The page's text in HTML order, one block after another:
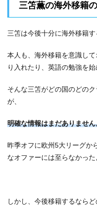
三笘薫の海外移籍
三笘は今後十分に海外移籍す
本人も、海外移籍を意識し
り入れたり、英語の勉強を始
そんな三笘がどの国のどの
が、
明確な情報はまだありません
昨季オフに欧州5大リーグか
なオファーには至らなかった
しかし、今後移籍するなら